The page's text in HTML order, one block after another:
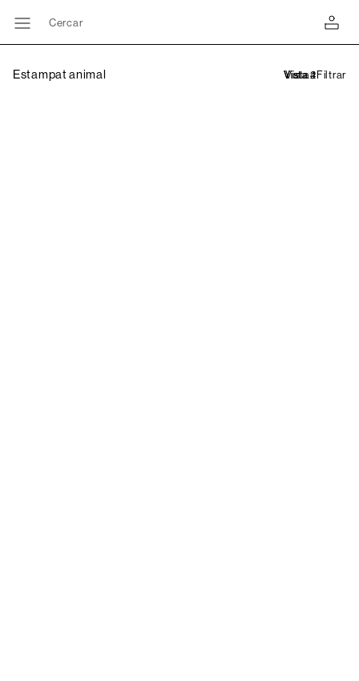
Cercar
Estampat animal Filtrar